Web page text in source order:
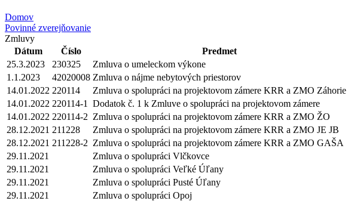
Domov
Povinné zverejňovanie
Zmluvy
Dátum
Číslo Predmet
25.3.2023
230325 Zmluva o umeleckom výkone
1.1.2023
42020008 Zmluva o nájme nebytových priestorov
14.01.2022 220114 Zmluva o spolupráci na projektovom zámere KRR a ZMO Záhorie
14.01.2022 220114-1 Dodatok č. 1 k Zmluve o spolupráci na projektovom zámere
14.01.2022 220114-2 Zmluva o spolupráci na projektovom zámere KRR a ZMO ŽO
28.12.2021 211228 Zmluva o spolupráci na projektovom zámere KRR a ZMO JE JB
28.12.2021 211228-2 Zmluva o spolupráci na projektovom zámere KRR a ZMO GAŠA
29.11.2021
Zmluva o spolupráci Vlčkovce
29.11.2021
Zmluva o spolupráci Veľké Úľany
29.11.2021
Zmluva o spolupráci Pusté Úľany
29.11.2021
Zmluva o spolupráci Opoj